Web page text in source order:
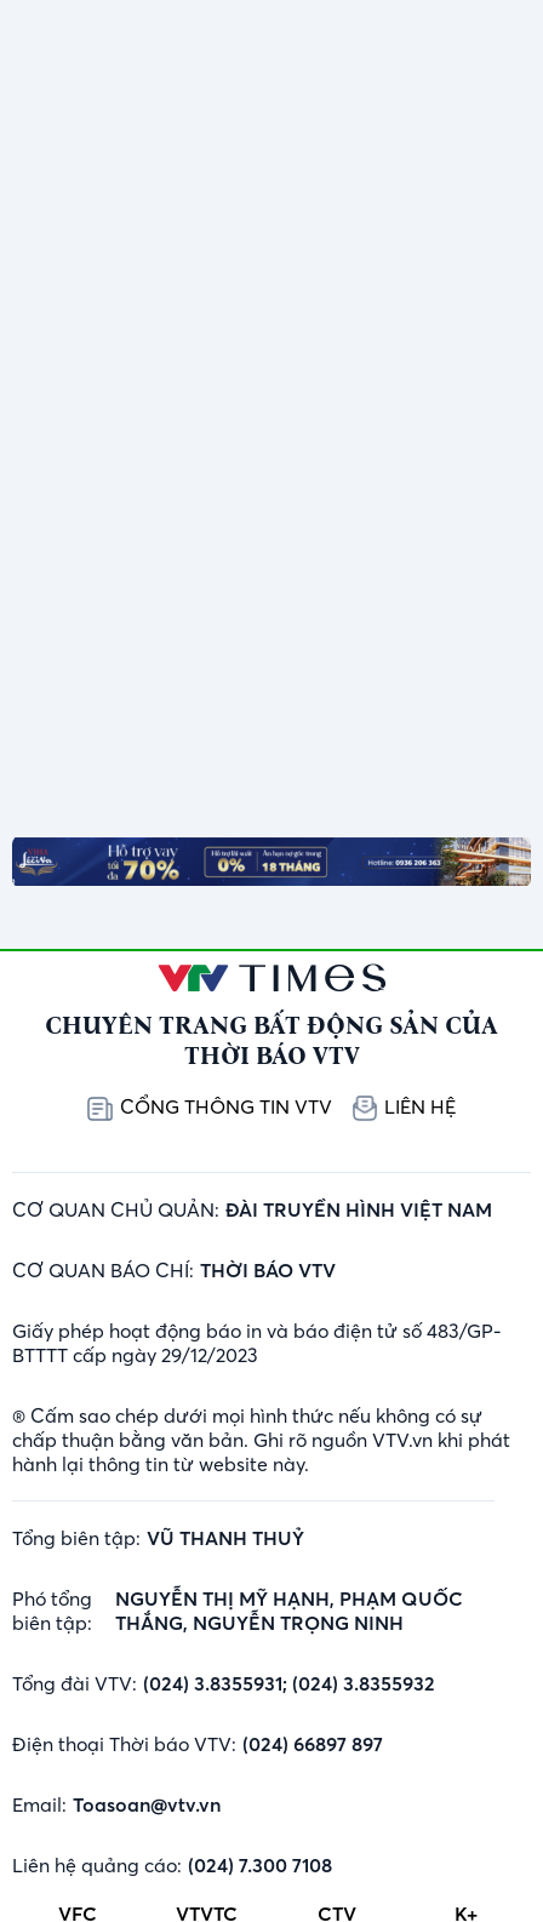
CHUYÊN TRANG BẤT ĐỘNG SẢN CỦA
THỜI BÁO VTV
CỔNG THÔNG TIN VTV LIÊN HỆ
CƠ QUAN CHỦ QUẢN: ĐÀI TRUYỀN HÌNH VIỆT NAM
CƠ QUAN BÁO CHÍ: THỜI BÁO VTV
Giấy phép hoạt động báo in và báo điện tử số 483/GP-
BTTTT cấp ngày 29/12/2023
® Cấm sao chép dưới mọi hình thức nếu không có sự
chấp thuận bằng văn bản. Ghi rõ nguồn VTV.vn khi phát
hành lại thông tin từ website này.
Tổng biên tập: VŨ THANH THUỶ
Phó tổng
biên tập:
NGUYỄN THỊ MỸ HẠNH, PHẠM QUỐC
THẮNG, NGUYỄN TRỌNG NINH
Tổng đài VTV: (024) 3.8355931; (024) 3.8355932
Điện thoại Thời báo VTV: (024) 66897 897
Email: Toasoan@vtv.vn
Liên hệ quảng cáo: (024) 7.300 7108
VFC
VTVTC CTV K+